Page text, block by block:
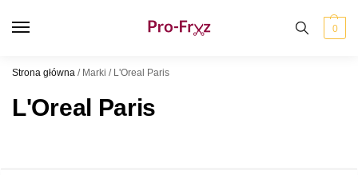
0
Strona główna / Marki / L'Oreal Paris
L'Oreal Paris